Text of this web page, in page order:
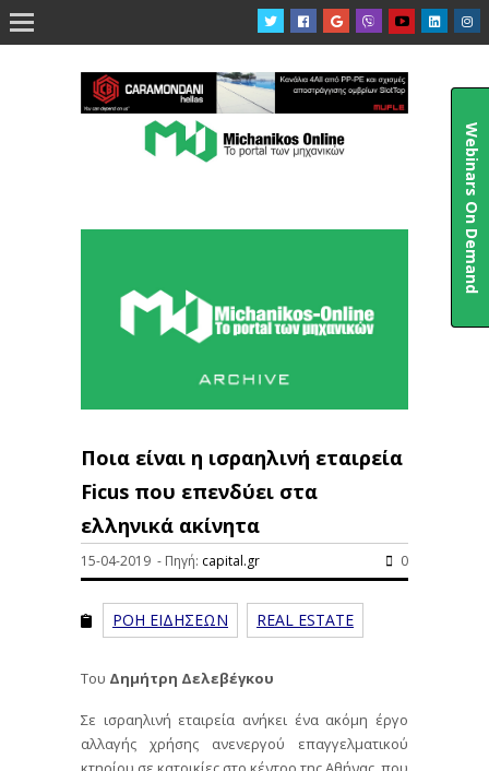

Ποια είναι η ισραηλινή εταιρεία
Ficus που επενδύει στα
ελληνικά ακίνητα
15-04-2019 - Πηγή: capital.gr 0
ΡΟΗ ΕΙΔΗΣΕΩΝ REAL ESTATE
Του Δημήτρη Δελεβέγκου
Σε ισραηλινή εταιρεία ανήκει ένα ακόμη έργο
αλλαγής χρήσης ανενεργού επαγγελματικού
Webinars On Demand